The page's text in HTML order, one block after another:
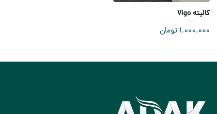
کالیته Vigo
1.000.000 تومان